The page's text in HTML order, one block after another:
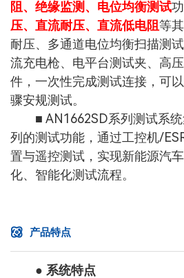
阻、绝缘监测、电位均衡测试
压、直流耐压、直流低电阻等
耐压、多通道电位均衡扫描测
流充电枪、电平台测试夹、高
件，一次性完成测试连接，可
骤安规测试。
■ AN1662SD系列测试系统
列的测试功能，通过工控机/
置与遥控测试，实现新能源汽
化、智能化测试流程。
产品特点
● 系统特点